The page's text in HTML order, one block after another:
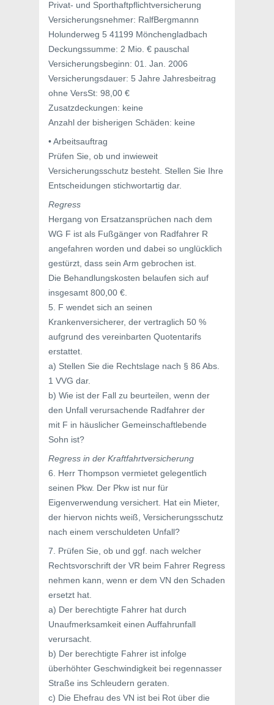
Privat- und Sporthaftpflichtversicherung
Versicherungsnehmer: RalfBergmannn
Holunderweg 5 41199 Mönchengladbach
Deckungssumme: 2 Mio. € pauschal
Versicherungsbeginn: 01. Jan. 2006
Versicherungsdauer: 5 Jahre Jahresbeitrag
ohne VersSt: 98,00 €
Zusatzdeckungen: keine
Anzahl der bisherigen Schäden: keine
• Arbeitsauftrag
Prüfen Sie, ob und inwieweit
Versicherungsschutz besteht. Stellen Sie Ihre
Entscheidungen stichwortartig dar.
Regress
Hergang von Ersatzansprüchen nach dem
WG F ist als Fußgänger von Radfahrer R
angefahren worden und dabei so unglücklich
gestürzt, dass sein Arm gebrochen ist.
Die Behandlungskosten belaufen sich auf
insgesamt 800,00 €.
5. F wendet sich an seinen
Krankenversicherer, der vertraglich 50 %
aufgrund des vereinbarten Quotentarifs
erstattet.
a) Stellen Sie die Rechtslage nach § 86 Abs.
1 VVG dar.
b) Wie ist der Fall zu beurteilen, wenn der
den Unfall verursachende Radfahrer der
mit F in häuslicher Gemeinschaftlebende
Sohn ist?
Regress in der Kraftfahrtversicherung
6. Herr Thompson vermietet gelegentlich
seinen Pkw. Der Pkw ist nur für
Eigenverwendung versichert. Hat ein Mieter,
der hiervon nichts weiß, Versicherungsschutz
nach einem verschuldeten Unfall?
7. Prüfen Sie, ob und ggf. nach welcher
Rechtsvorschrift der VR beim Fahrer Regress
nehmen kann, wenn er dem VN den Schaden
ersetzt hat.
a) Der berechtigte Fahrer hat durch
Unaufmerksamkeit einen Auffahrunfall
verursacht.
b) Der berechtigte Fahrer ist infolge
überhöhter Geschwindigkeit bei regennasser
Straße ins Schleudern geraten.
c) Die Ehefrau des VN ist bei Rot über die